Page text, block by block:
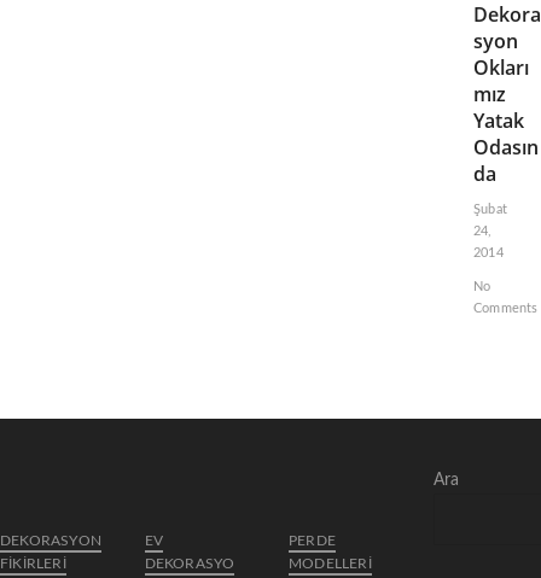
Dekora
syon
Okları
mız
Yatak
Odasın
da
Şubat
24,
2014
No
Comments
DEKORASYON
FİKİRLERİ
EV
DEKORASYO
PERDE
MODELLERI
Ara